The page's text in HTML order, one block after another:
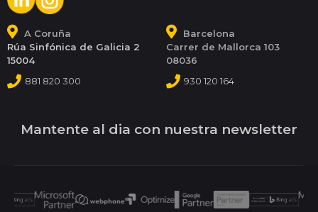
A Coruña
Rúa Sinfónica de Galicia 2
15004
881 820 300
Barcelona
Carrer de Mallorca 103
08036
930 120 164
Mantente al dia con nuestra newsletter